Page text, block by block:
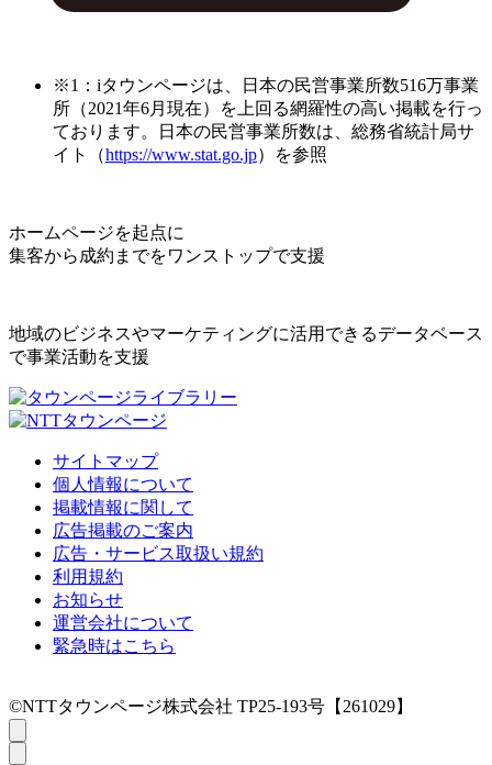
※1：iタウンページは、日本の民営事業所数516万事業
所（2021年6月現在）を上回る網羅性の高い掲載を行っ
ております。日本の民営事業所数は、総務省統計局サ
イト（https://www.stat.go.jp）を参照
ホームページを起点に
集客から成約までをワンストップで支援
地域のビジネスやマーケティングに活用できるデータベース
で事業活動を支援
サイトマップ
個人情報について
掲載情報に関して
広告掲載のご案内
広告・サービス取扱い規約
利用規約
お知らせ
運営会社について
緊急時はこちら
©NTTタウンページ株式会社 TP25-193号【261029】